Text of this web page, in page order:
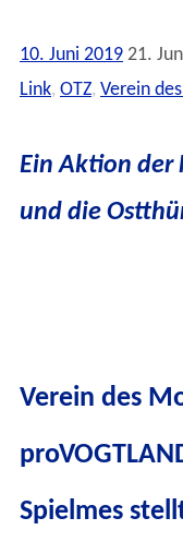
10. Juni 2019 21.
Link, OTZ, Verein
Ein Aktion der
und die
Verein des
Spielmes